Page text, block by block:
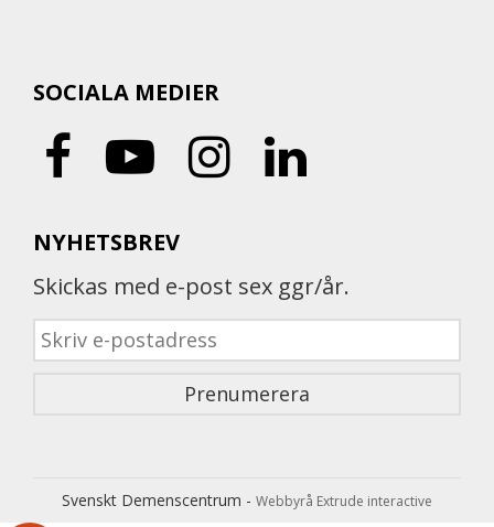
SOCIALA MEDIER
NYHETSBREV
Skickas med e-post sex ggr/år.
Svenskt Demenscentrum - Webbyrå Extrude interactive